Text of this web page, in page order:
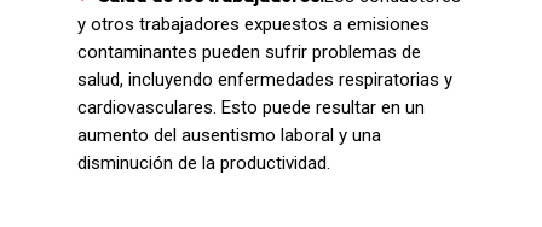
y otros trabajadores expuestos a emisiones
contaminantes pueden sufrir problemas de
salud, incluyendo enfermedades respiratorias y
cardiovasculares. Esto puede resultar en un
aumento del ausentismo laboral y una
disminución de la productividad.